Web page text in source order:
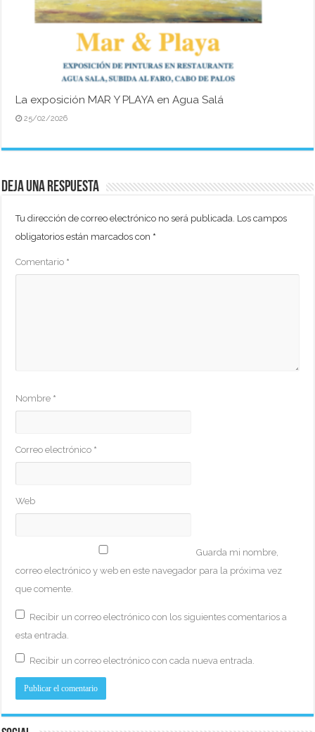
La exposición MAR Y PLAYA en Agua Salá
25/02/2026
Deja una respuesta
Tu dirección de correo electrónico no será publicada. Los campos
obligatorios están marcados con *
Comentario *
Nombre *
Correo electrónico *
Web
Guarda mi nombre,
correo electrónico y web en este navegador para la próxima vez
que comente.
Recibir un correo electrónico con los siguientes comentarios a
esta entrada.
Recibir un correo electrónico con cada nueva entrada.